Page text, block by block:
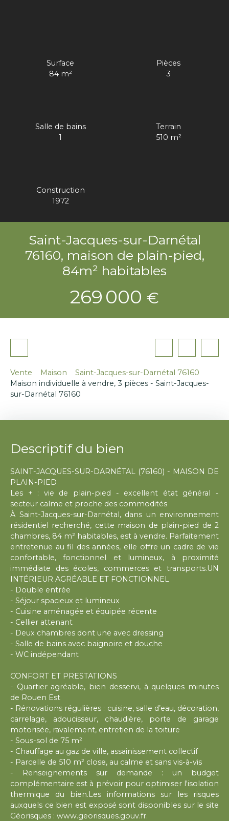
Surface
84 m²
Pièces
3
Salle de bains
1
Terrain
510 m²
Construction
1972
Saint-Jacques-sur-Darnétal
76160, maison de plain-pied,
84m² habitables
269 000 €
Vente Maison
Saint-Jacques-sur-Darnétal 76160
Maison individuelle à vendre, 3 pièces - Saint-Jacques-
sur-Darnétal 76160
Descriptif du bien
SAINT-JACQUES-SUR-DARNÉTAL (76160) - MAISON DE
PLAIN-PIED
Les + : vie de plain-pied - excellent état général -
secteur calme et proche des commodités
À Saint-Jacques-sur-Darnétal, dans un environnement
résidentiel recherché, cette maison de plain-pied de 2
chambres, 84 m² habitables, est à vendre. Parfaitement
entretenue au fil des années, elle offre un cadre de vie
confortable, fonctionnel et lumineux, à proximité
immédiate des écoles, commerces et transports.UN
INTÉRIEUR AGRÉABLE ET FONCTIONNEL
- Double entrée
- Séjour spacieux et lumineux
- Cuisine aménagée et équipée récente
- Cellier attenant
- Deux chambres dont une avec dressing
- Salle de bains avec baignoire et douche
- WC indépendant
CONFORT ET PRESTATIONS
- Quartier agréable, bien desservi, à quelques minutes
de Rouen Est
- Rénovations régulières : cuisine, salle d’eau, décoration,
carrelage, adoucisseur, chaudière, porte de garage
motorisée, ravalement, entretien de la toiture
- Sous-sol de 75 m²
- Chauffage au gaz de ville, assainissement collectif
- Parcelle de 510 m² close, au calme et sans vis-à-vis
- Renseignements sur demande : un budget
complémentaire est à prévoir pour optimiser l'isolation
thermique du bien.Les informations sur les risques
auxquels ce bien est exposé sont disponibles sur le site
Géorisques : www.georisques.gouv.fr.